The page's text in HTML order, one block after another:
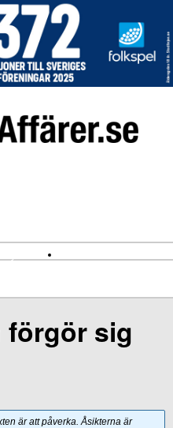
Nyhetsbrev
förgör sig
är att påverka. Åsikterna är